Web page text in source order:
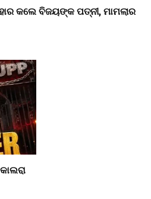
କଲେ ବିଜୟଙ୍କ ପତ୍ନୀ, ମାମଲାର